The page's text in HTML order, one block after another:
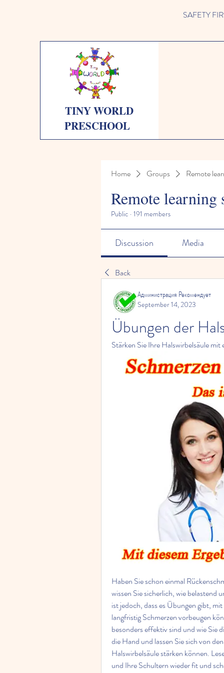
SAFETY
TINY WORLD
PRESCHOOL
Home Groups Remote
Remote learning
Public · 191 members
Discussion Media
Back
Администрация Рекомендует
September 14, 2023
Übungen der
Stärken Sie Ihre Halswirbelsäule
Haben Sie schon einmal
wissen Sie sicherlich, wie belastend
ist jedoch, dass es Übungen gibt,
langfristig Schmerzen vorbeugen
besonders effektiv sind und wie Sie
die Hand und lassen Sie sich von
Halswirbelsäule stärken können.
und Ihre Schultern wieder fit und